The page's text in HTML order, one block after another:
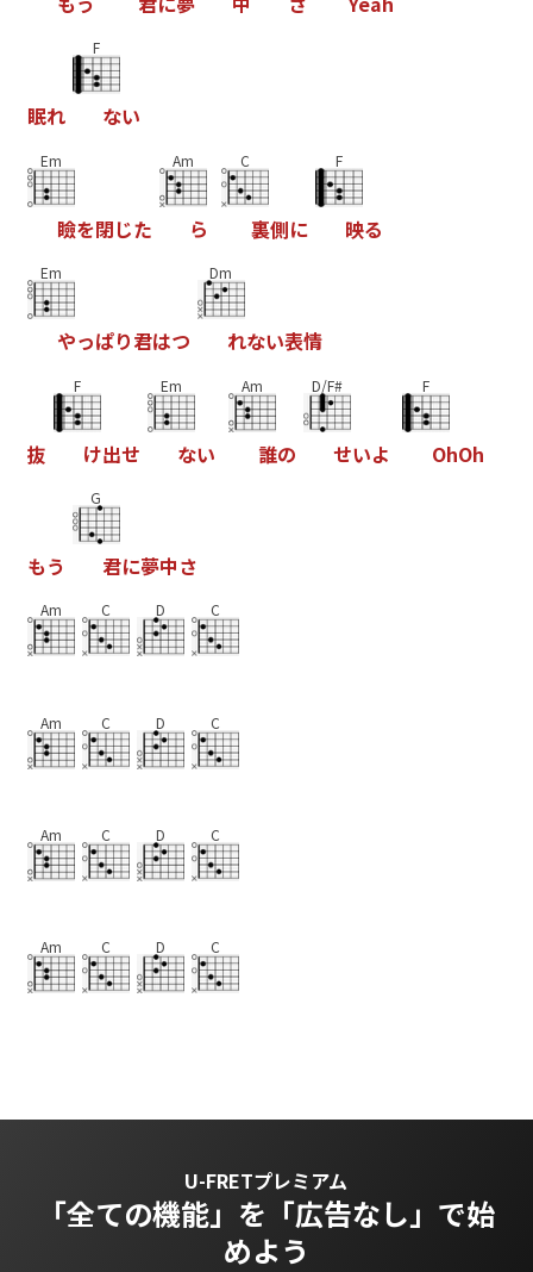
眠れ
F
ない
Em
瞼を閉じた
Am
ら
C
裏側に
F
映る
Em
やっぱり君はつ
Dm
れない表情
抜
F
け出せ
Em
ない
Am
誰の
D/F#
せいよ
F
OhOh
もう
G
君に夢中さ
Am C D C
Am C D C
Am C D C
Am C D C
U-FRETプレミアム
「全ての機能」を 「広告なし」で始
めよう